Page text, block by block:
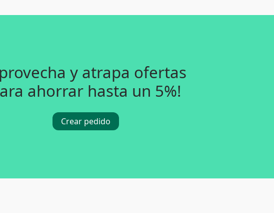
y atrapa ofertas
ahorrar hasta un 5%!
Crear pedido